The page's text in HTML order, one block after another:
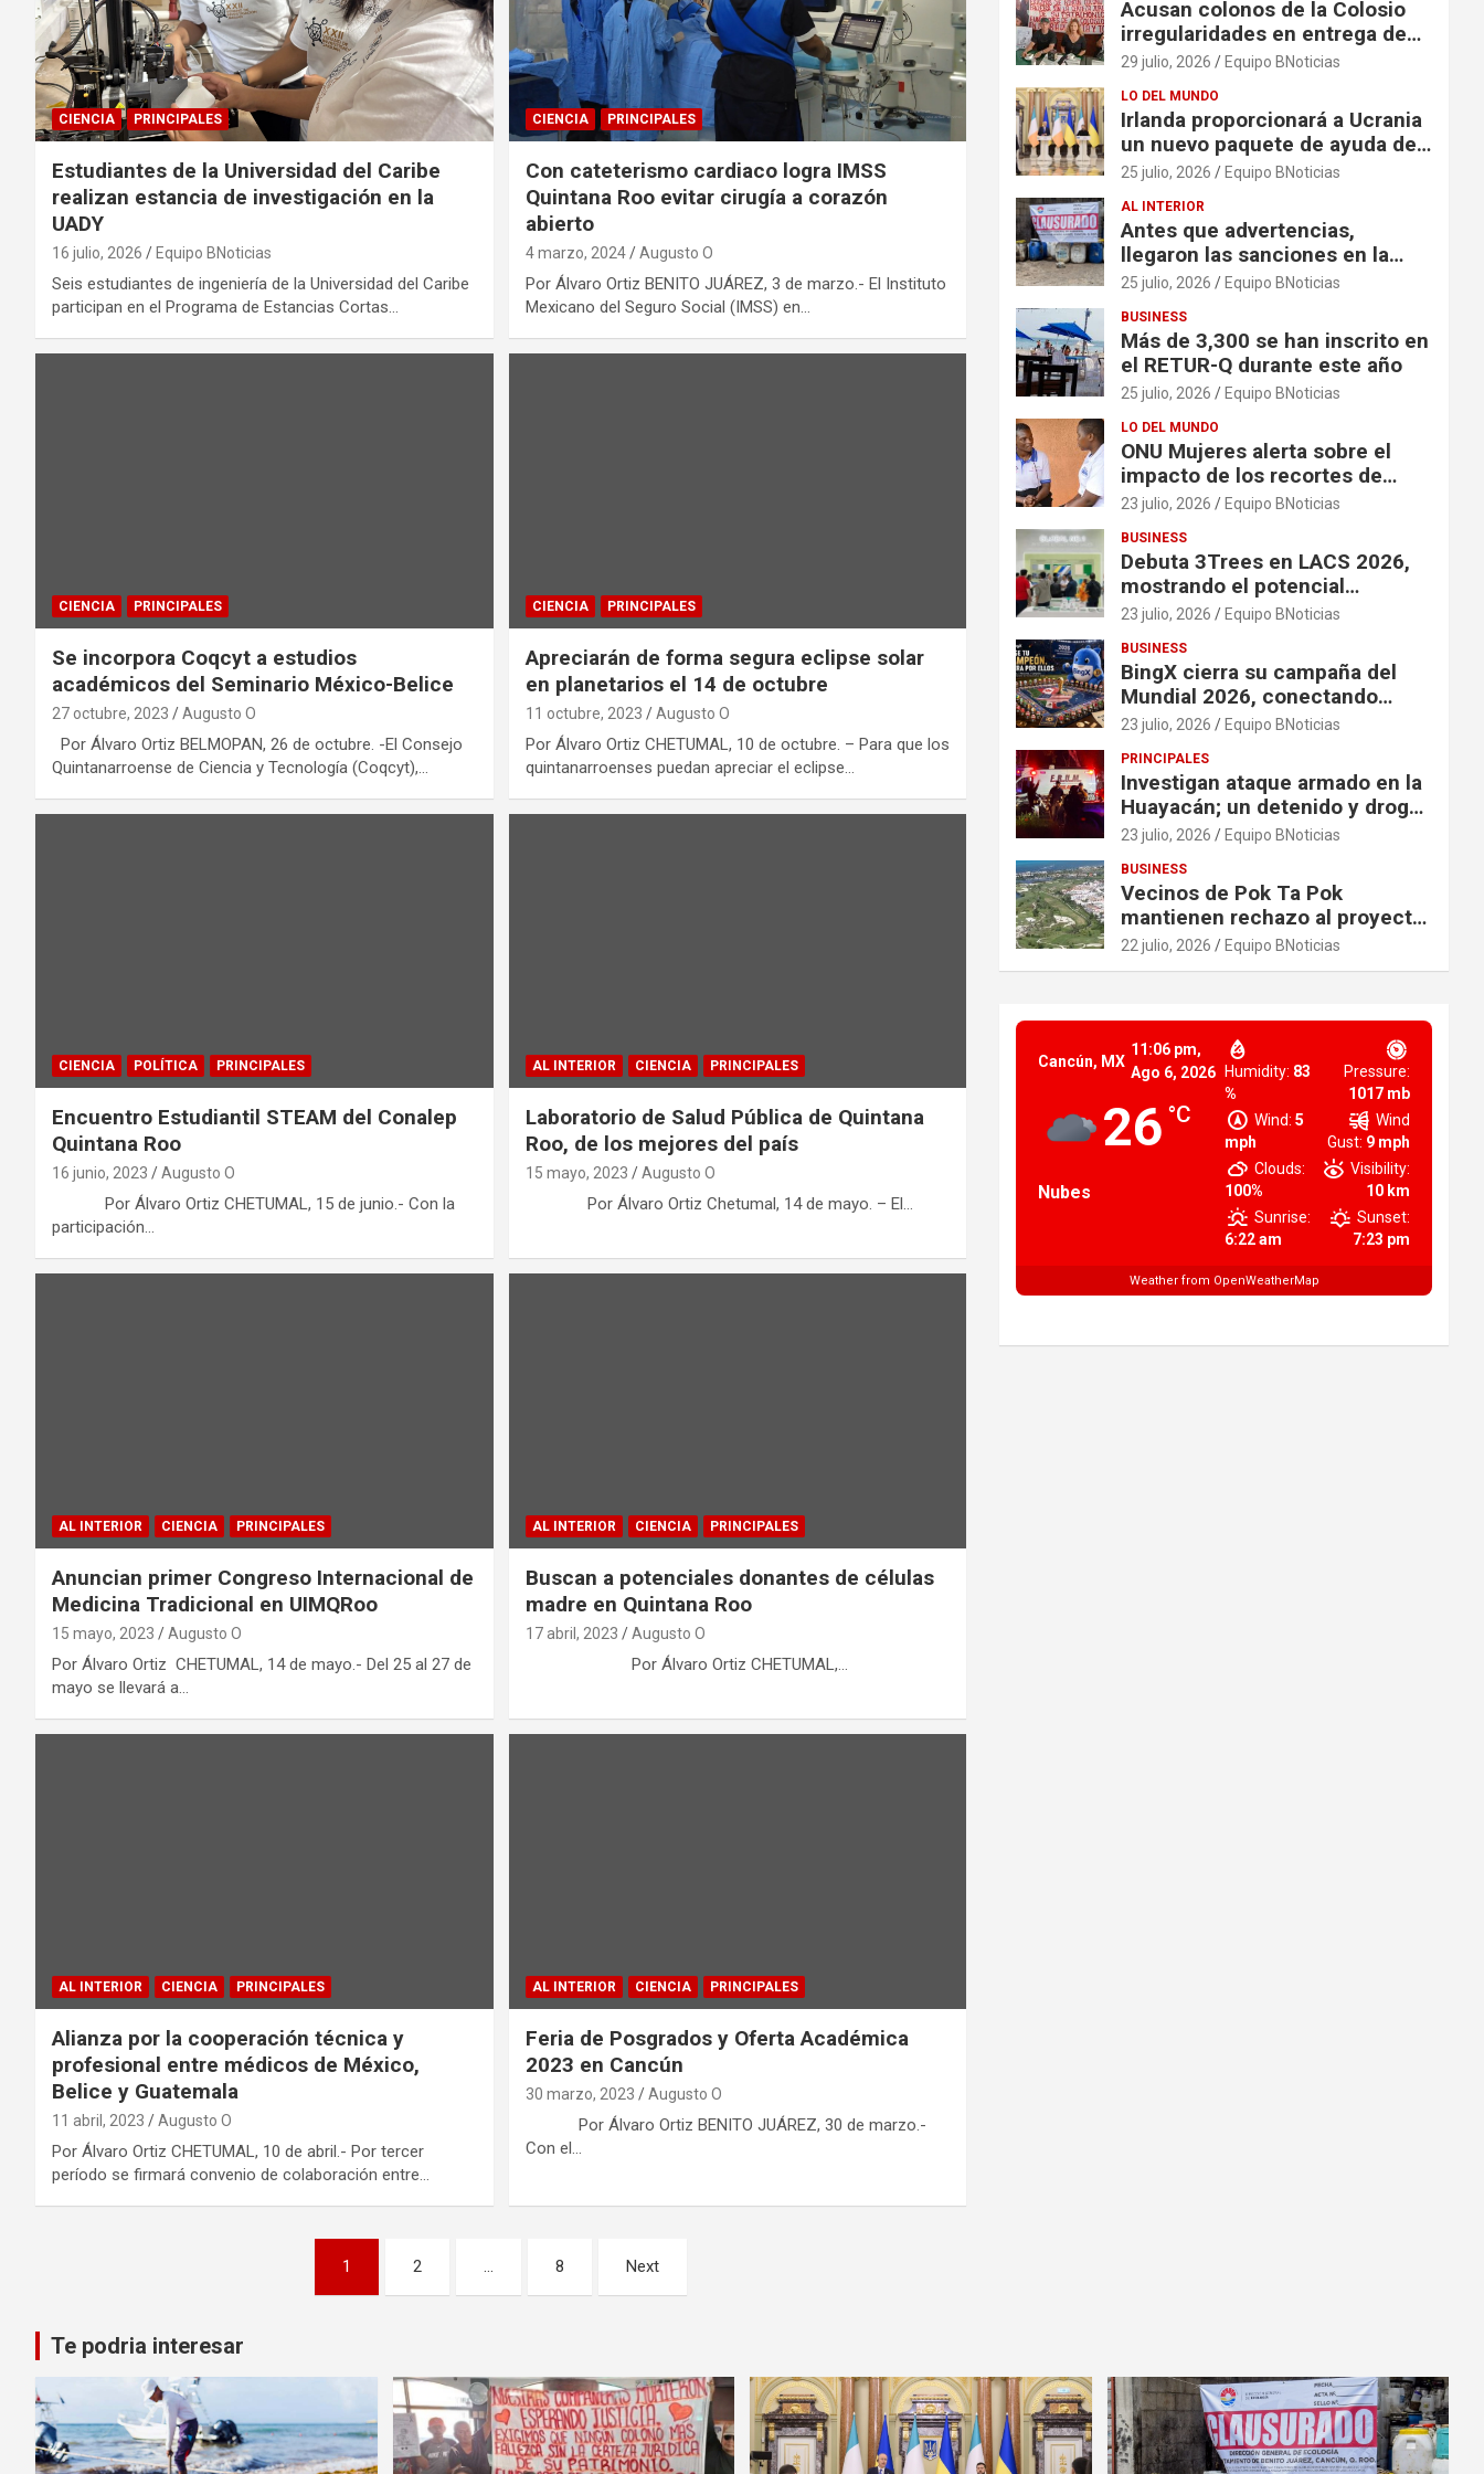
CIENCIA PRINCIPALES
Estudiantes de la Universidad del Caribe
realizan estancia de investigación en la
UADY
16 julio, 2026 Equipo BNoticias
Seis estudiantes de ingeniería de la Universidad del Caribe
participan en el Programa de Estancias Cortas…
CIENCIA PRINCIPALES
Con cateterismo cardiaco logra IMSS
Quintana Roo evitar cirugía a corazón
abierto
4 marzo, 2024 Augusto O
Por Álvaro Ortiz BENITO JUÁREZ, 3 de marzo.- El Instituto
Mexicano del Seguro Social (IMSS) en…
CIENCIA PRINCIPALES
Se incorpora Coqcyt a estudios
académicos del Seminario México-Belice
27 octubre, 2023 Augusto O
Por Álvaro Ortiz BELMOPAN, 26 de octubre. -El Consejo
Quintanarroense de Ciencia y Tecnología (Coqcyt),…
CIENCIA PRINCIPALES
Apreciarán de forma segura eclipse solar
en planetarios el 14 de octubre
11 octubre, 2023 Augusto O
Por Álvaro Ortiz CHETUMAL, 10 de octubre. – Para que los
quintanarroenses puedan apreciar el eclipse…
CIENCIA POLÍTICA PRINCIPALES
Encuentro Estudiantil STEAM del Conalep
Quintana Roo
16 junio, 2023 Augusto O
Por Álvaro Ortiz CHETUMAL, 15 de junio.- Con la
participación…
AL INTERIOR CIENCIA PRINCIPALES
Laboratorio de Salud Pública de Quintana
Roo, de los mejores del país
15 mayo, 2023 Augusto O
Por Álvaro Ortiz Chetumal, 14 de mayo. – El…
AL INTERIOR CIENCIA PRINCIPALES
Anuncian primer Congreso Internacional de
Medicina Tradicional en UIMQRoo
15 mayo, 2023 Augusto O
Por Álvaro Ortiz CHETUMAL, 14 de mayo.- Del 25 al 27 de
mayo se llevará a…
AL INTERIOR CIENCIA PRINCIPALES
Buscan a potenciales donantes de células
madre en Quintana Roo
17 abril, 2023 Augusto O
Por Álvaro Ortiz CHETUMAL,…
AL INTERIOR CIENCIA PRINCIPALES
Alianza por la cooperación técnica y
profesional entre médicos de México,
Belice y Guatemala
11 abril, 2023 Augusto O
Por Álvaro Ortiz CHETUMAL, 10 de abril.- Por tercer
período se firmará convenio de colaboración entre…
AL INTERIOR CIENCIA PRINCIPALES
Feria de Posgrados y Oferta Académica
2023 en Cancún
30 marzo, 2023 Augusto O
Por Álvaro Ortiz BENITO JUÁREZ, 30 de marzo.-
Con el…
entradas
1 2 … 8 Next
Acusan colonos de la Colosio
irregularidades en entrega de
escrituras
29 julio, 2026 Equipo BNoticias
LO DEL MUNDO
Irlanda proporcionará a Ucrania
un nuevo paquete de ayuda de
125 millones de euros
25 julio, 2026 Equipo BNoticias
AL INTERIOR
Antes que advertencias,
llegaron las sanciones en la
colonia El Milagro
25 julio, 2026 Equipo BNoticias
BUSINESS
Más de 3,300 se han inscrito en
el RETUR-Q durante este año
25 julio, 2026 Equipo BNoticias
LO DEL MUNDO
ONU Mujeres alerta sobre el
impacto de los recortes de
financiación en organizaciones
en contextos de crisis
23 julio, 2026 Equipo BNoticias
BUSINESS
Debuta 3Trees en LACS 2026,
mostrando el potencial
ecológico de China en América
23 julio, 2026 Equipo BNoticias
BUSINESS
BingX cierra su campaña del
Mundial 2026, conectando
comunidades a través de
23 julio, 2026 Equipo BNoticias
PRINCIPALES
Investigan ataque armado en la
Huayacán; un detenido y droga
asegurada tras persecución
23 julio, 2026 Equipo BNoticias
BUSINESS
Vecinos de Pok Ta Pok
mantienen rechazo al proyecto
Bosque Real
22 julio, 2026 Equipo BNoticias
Cancún, MX
11:06 pm,
Ago 6, 2026
26 °C
Nubes
Humidity: 83
%
Pressure:
1017 mb
Wind: 5
mph
Wind
Gust: 9 mph
Clouds:
100%
Visibility:
10 km
Sunrise:
6:22 am
Sunset:
7:23 pm
Weather from OpenWeatherMap
Te podria interesar